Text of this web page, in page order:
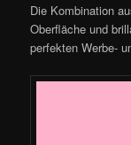
Die Kombination
Oberfläche und
perfekten Werbe-